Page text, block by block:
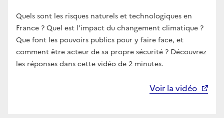
Quels sont les risques naturels et technologiques en
France ? Quel est l’impact du changement climatique ?
Que font les pouvoirs publics pour y faire face, et
comment être acteur de sa propre sécurité ? Découvrez
les réponses dans cette vidéo de 2 minutes.
Voir la vidéo